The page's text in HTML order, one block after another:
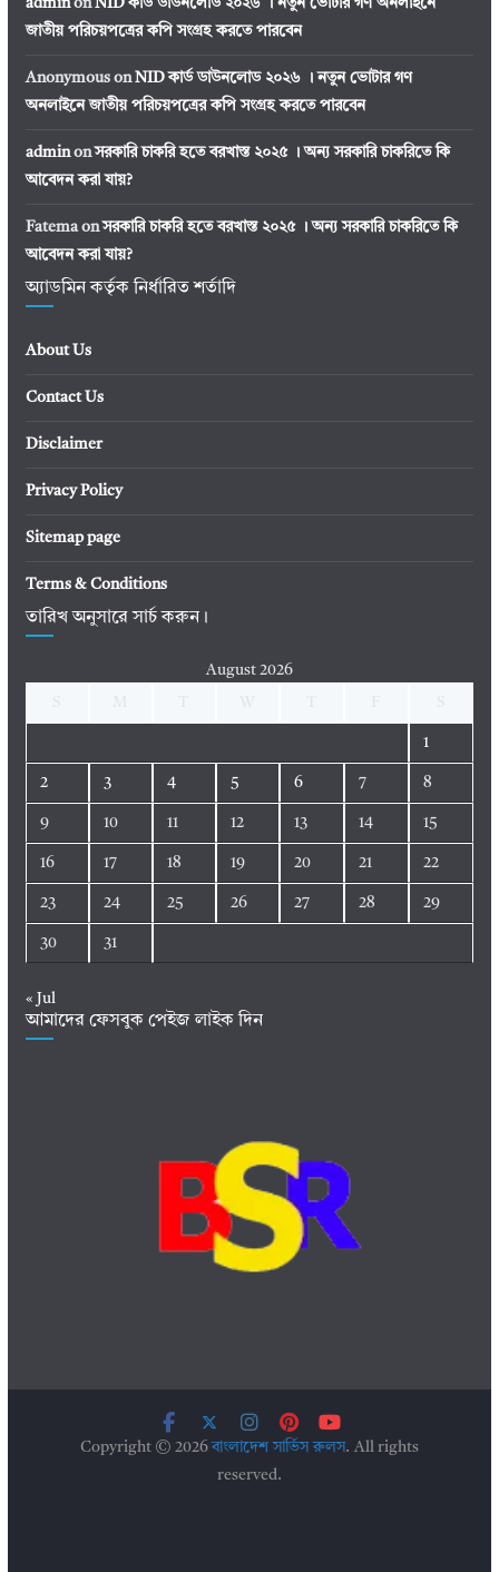
জাতীয় পরিচয়পত্রের কপি সংগ্রহ করতে পারবেন
Anonymouson NID কার্ড ডাউনলোড ২০২৬ । নতুন ভোটার গণ
অনলাইনে জাতীয় পরিচয়পত্রের কপি সংগ্রহ করতে পারবেন
adminonসরকারি চাকরি হতে বরখাস্ত ২০২৫ । অন্য সরকারি চাকরিতে কি
আবেদন করা যায়?
Fatemaonসরকারি চাকরি হতে বরখাস্ত ২০২৫ । অন্য সরকারি চাকরিতে কি
আবেদন করা যায়?
অ্যাডমিন কর্তৃক নির্ধারিত শর্তাদি
About Us
Contact Us
Disclaimer
Privacy Policy
Sitemap page
Terms & Conditions
তারিখ অনুসারে সার্চ করুন।
August 2026
1
2 3 4 5 6 7 8
9 10 11 12 13 14 15
16 17 18 19 20 21 22
23 24 25 26 27 28 29
30 31
« Jul
আমাদের ফেসবুক পেইজ লাইক দিন
Copyright © 2026বাংলাদেশ সার্ভিস রুলস. All rights
reserved.